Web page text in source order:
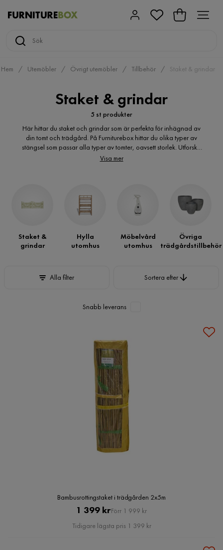
Hem Utemöbler Övrigt utemöbler Tillbehör Staket & grindar
Staket & grindar
5 st produkter
Här hittar du staket och grindar som är perfekta för inhägnad av
din tomt och trädgård. På Furniturebox hittar du olika typer av
stängsel som passar alla typer av tomter, oavsett storlek. Utforska
vårt breda sortiment och välj exempelvis mellan stål- eller
Visa mer
Staket &
grindar
Hylla
utomhus
Möbelvård
utomhus
Övriga
trädgårdstillbehör
Alla filter Sortera efter
Snabb leverans
Bambusrottingstaket i trädgården 2x5m
Pris
1 399 krOriginal
Pris
Förr 1 999 kr
Tidigare lägsta pris 1 399 kr